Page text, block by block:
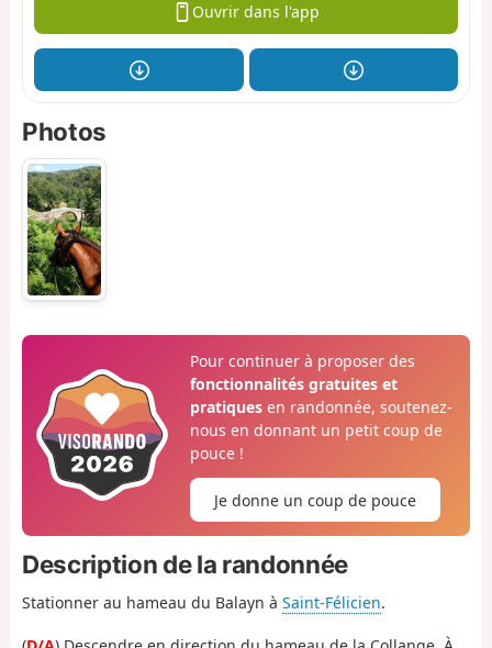
Ouvrir dans l'app
Photos
Pour continuer à proposer des
fonctionnalités gratuites et
pratiquesen randonnée, soutenez-
nous en donnant un petit coup de
pouce !
Je donne un coup de pouce
Description de la randonnée
Stationner au hameau du Balayn à Saint-Félicien.